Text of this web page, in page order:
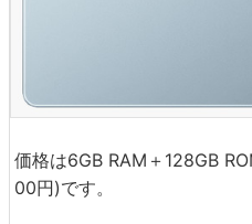
価格は6GB RAM＋128GB
00円)です。